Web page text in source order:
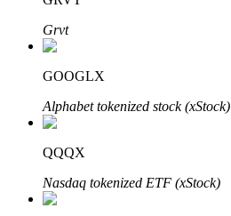
พันธมิตร Bitrue
Grvt
GOOGLX
Alphabet tokenized stock (xStock)
QQQX
Nasdaq tokenized ETF (xStock)